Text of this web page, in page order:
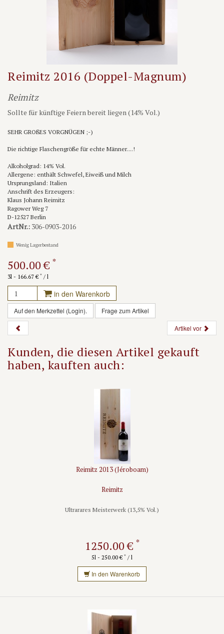
Reimitz 2016 (Doppel-Magnum)
Reimitz
Sollte für künftige Feiern bereit liegen (14% Vol.)
SEHR GROßES VORGNÜGEN ;-)
Die richtige Flaschengröße für echte Männer....!
Alkoholgrad: 14% Vol.
Allergene: enthält Schwefel, Eiweiß und Milch
Ursprungsland: Italien
Anschrift des Erzeugers:
Klaus Johann Reimitz
Ragower Weg 7
D-12527 Berlin
ArtNr.: 306-0903-2016
Wenig Lagerbestand
500.00 € *
3l - 166.67 € * / l
in den Warenkorb
Auf den Merkzettel (Login). Frage zum Artikel
Artikel vor
Kunden, die diesen Artikel gekauft
haben, kauften auch:
Reimitz 2013 (Jéroboam)
Reimitz
Ultrarares Meisterwerk (13,5% Vol.)
1250.00 € *
5l - 250.00 € * / l
In den Warenkorb